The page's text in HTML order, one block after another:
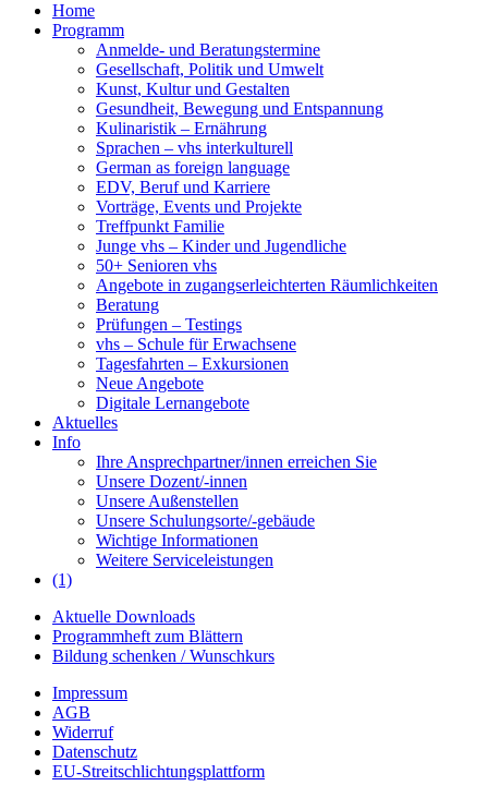
Home
Programm
Anmelde- und Beratungstermine
Gesellschaft, Politik und Umwelt
Kunst, Kultur und Gestalten
Gesundheit, Bewegung und Entspannung
Kulinaristik – Ernährung
Sprachen – vhs interkulturell
German as foreign language
EDV, Beruf und Karriere
Vorträge, Events und Projekte
Treffpunkt Familie
Junge vhs – Kinder und Jugendliche
50+ Senioren vhs
Angebote in zugangserleichterten Räumlichkeiten
Beratung
Prüfungen – Testings
vhs – Schule für Erwachsene
Tagesfahrten – Exkursionen
Neue Angebote
Digitale Lernangebote
Aktuelles
Info
Ihre Ansprechpartner/innen erreichen Sie
Unsere Dozent/-innen
Unsere Außenstellen
Unsere Schulungsorte/-gebäude
Wichtige Informationen
Weitere Serviceleistungen
(1)
Aktuelle Downloads
Programmheft zum Blättern
Bildung schenken / Wunschkurs
Impressum
AGB
Widerruf
Datenschutz
EU-Streitschlichtungsplattform